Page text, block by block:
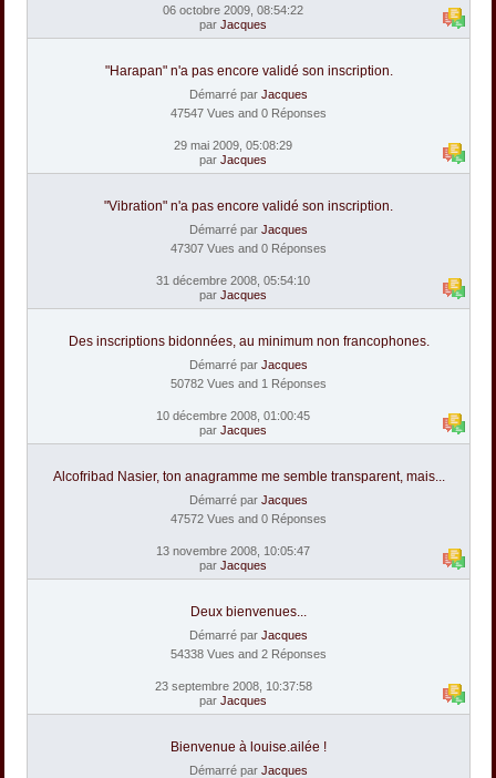
06 octobre 2009, 08:54:22
par Jacques
"Harapan" n'a pas encore validé son inscription.
Démarré par Jacques
47547 Vues and 0 Réponses
29 mai 2009, 05:08:29
par Jacques
"Vibration" n'a pas encore validé son inscription.
Démarré par Jacques
47307 Vues and 0 Réponses
31 décembre 2008, 05:54:10
par Jacques
Des inscriptions bidonnées, au minimum non francophones.
Démarré par Jacques
50782 Vues and 1 Réponses
10 décembre 2008, 01:00:45
par Jacques
Alcofribad Nasier, ton anagramme me semble transparent, mais...
Démarré par Jacques
47572 Vues and 0 Réponses
13 novembre 2008, 10:05:47
par Jacques
Deux bienvenues...
Démarré par Jacques
54338 Vues and 2 Réponses
23 septembre 2008, 10:37:58
par Jacques
Bienvenue à louise.ailée !
Démarré par Jacques